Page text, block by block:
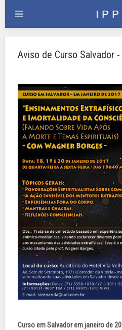
Aviso de Curso Salvador
Curso em Salvador em janeiro de